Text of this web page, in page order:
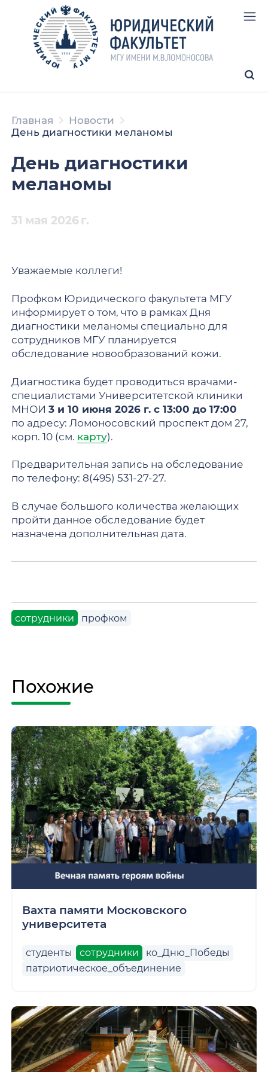
Главная
Новости
День диагностики меланомы
День диагностики
меланомы
31 мая 2026 г.
Уважаемые коллеги!
Профком Юридического факультета МГУ
информирует о том, что в рамках Дня
диагностики меланомы специально для
сотрудников МГУ планируется
обследование новообразований кожи.
Диагностика будет проводиться врачами-
специалистами Университетской клиники
МНОИ3 и 10 июня 2026 г. с 13:00 до 17:00
по адресу: Ломоносовский проспект дом 27,
корп. 10 (см. карту).
Предварительная запись на обследование
по телефону: 8(495) 531-27-27.
В случае большого количества желающих
пройти данное обследование будет
назначена дополнительная дата.
сотрудники профком
Похожие
Вахта памяти Московского
университета
студенты сотрудники
ко_Дню_Победы
патриотическое_объединение